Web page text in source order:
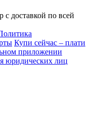
доставкой по всей
Купи сейчас – плати
приложении
юридических лиц